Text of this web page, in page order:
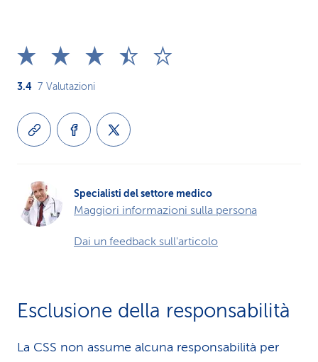
3.4 7 Valutazioni
Specialisti del settore medico
Maggiori informazioni sulla persona
Dai un feedback sull'articolo
Esclusione della responsabilità
La CSS non assume alcuna re­spons­abilità per